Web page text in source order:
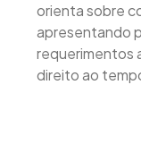
orienta sobre
apresentando
requerimentos
direito ao